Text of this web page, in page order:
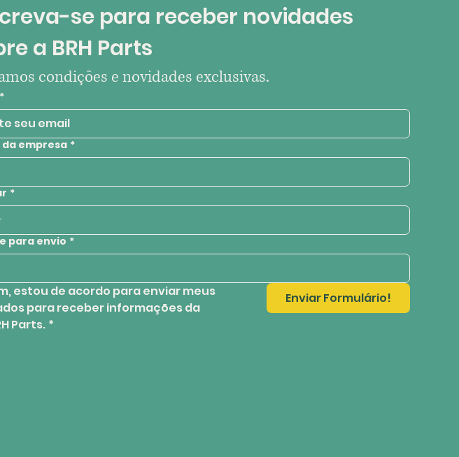
se para receber novidades
a BRH Parts
condições e novidades exclusivas.
*
da empresa *
*
para envio *
estou de acordo para enviar meus
para receber informações da
Parts. *
Enviar Formulário!